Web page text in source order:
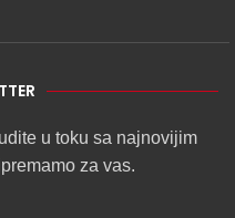
u toku sa najnovijim
za vas.